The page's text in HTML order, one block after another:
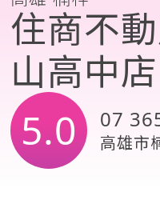
住商不
山高中店
5.0 07
高雄市